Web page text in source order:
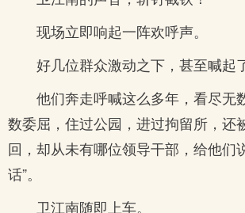
现场立即响起一阵欢呼声。
好几位群众激动之下，甚至喊起
他们奔走呼喊这么多年，看尽无
数委屈，住过公园，进过拘留所，还
回，却从未有哪位领导干部，给他们
话”。
卫江南随即上车。